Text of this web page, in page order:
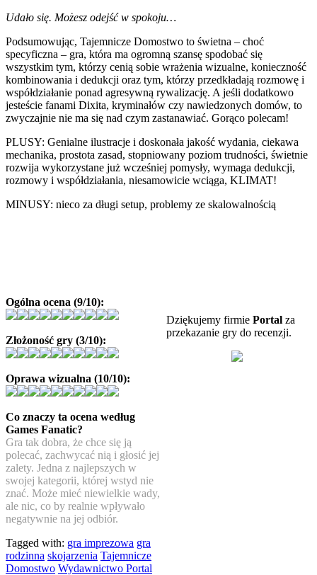
Udało się. Możesz odejść w spokoju…
Podsumowując, Tajemnicze Domostwo to świetna – choć
specyficzna – gra, która ma ogromną szansę spodobać się
wszystkim tym, którzy cenią sobie wrażenia wizualne, konieczność
kombinowania i dedukcji oraz tym, którzy przedkładają rozmowę i
współdziałanie ponad agresywną rywalizację. A jeśli dodatkowo
jesteście fanami Dixita, kryminałów czy nawiedzonych domów, to
zwyczajnie nie ma się nad czym zastanawiać. Gorąco polecam!
PLUSY: Genialne ilustracje i doskonała jakość wydania, ciekawa
mechanika, prostota zasad, stopniowany poziom trudności, świetnie
rozwija wykorzystane już wcześniej pomysły, wymaga dedukcji,
rozmowy i współdziałania, niesamowicie wciąga, KLIMAT!
MINUSY: nieco za długi setup, problemy ze skalowalnością
Dziękujemy firmie Portal za
przekazanie gry do recenzji.
Ogólna ocena (9/10):
Złożoność gry (3/10):
Oprawa wizualna (10/10):
Co znaczy ta ocena według
Games Fanatic?
Gra tak dobra, że chce się ją
polecać, zachwycać nią i głosić jej
zalety. Jedna z najlepszych w
swojej kategorii, której wstyd nie
znać. Może mieć niewielkie wady,
ale nic, co by realnie wpływało
negatywnie na jej odbiór.
Tagged with: gra imprezowa gra
rodzinna skojarzenia Tajemnicze
Domostwo Wydawnictwo Portal